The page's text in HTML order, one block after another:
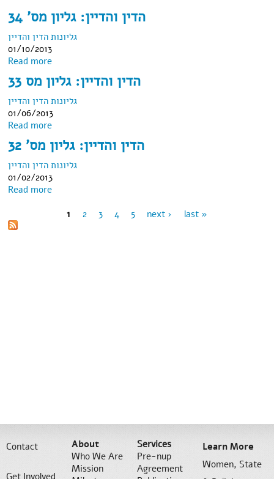
הדין והדיין: גליון מס' 34
גליונות הדין והדיין
01/10/2013
Read more
הדין והדיין: גליון מס 33
גליונות הדין והדיין
01/06/2013
Read more
הדין והדיין: גליון מס' 32
גליונות הדין והדיין
01/02/2013
Read more
Pages 1 2 3 4 5 next › last »
Contact
About
Who We Are
Mission
Services
Pre-nup
Agreement
Learn More
Women, State